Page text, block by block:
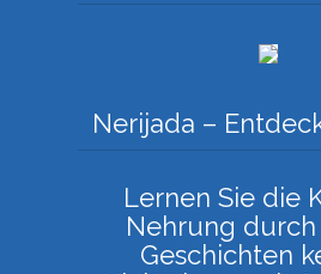
Nerijada –
Lernen Sie die
Nehrung
Geschichten